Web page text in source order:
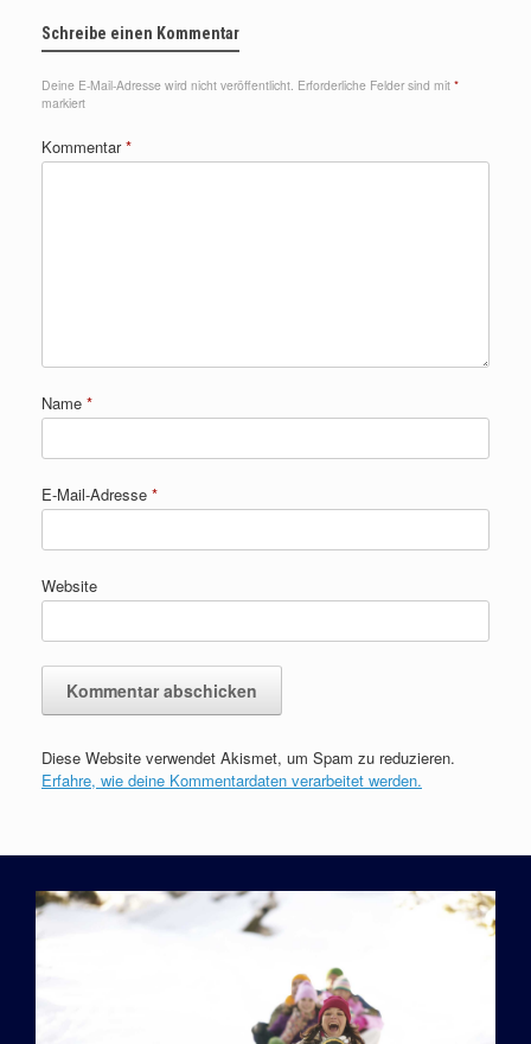
Schreibe einen Kommentar
Deine E-Mail-Adresse wird nicht veröffentlicht. Erforderliche Felder sind mit *
markiert
Kommentar*
Name *
E-Mail-Adresse *
Website
Diese Website verwendet Akismet, um Spam zu reduzieren.
Erfahre, wie deine Kommentardaten verarbeitet werden.